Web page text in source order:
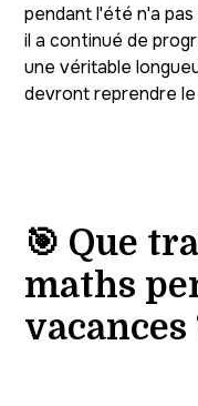
pendant l'été n'a
il a continué de
une véritable
devront reprendre
🎯 Que
maths
vacances